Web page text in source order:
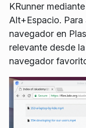
KRunner
Alt+Espacio.
navegador en
relevante desde
navegador